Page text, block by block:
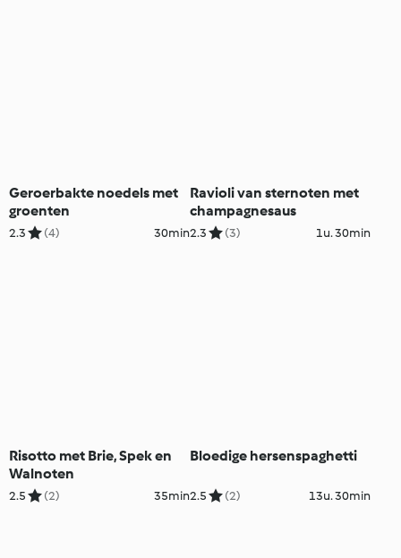
Geroerbakte noedels met
groenten
2.3 (4) 30min
Ravioli van sternoten met
champagnesaus
2.3 (3) 1u. 30min
Risotto met Brie, Spek en
Walnoten
2.5 (2) 35min
Bloedige hersenspaghetti
2.5 (2) 13u. 30min